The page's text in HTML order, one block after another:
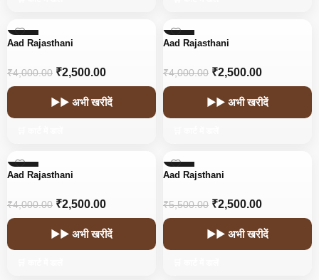
-38%
Aad Rajasthani
₹4,000.00 ₹2,500.00
▶▶ अभी खरीदें
-38%
Aad Rajasthani
₹4,000.00 ₹2,500.00
▶▶ अभी खरीदें
-38%
Aad Rajasthani
₹4,000.00 ₹2,500.00
▶▶ अभी खरीदें
-55%
Aad Rajsthani
₹5,500.00 ₹2,500.00
▶▶ अभी खरीदें